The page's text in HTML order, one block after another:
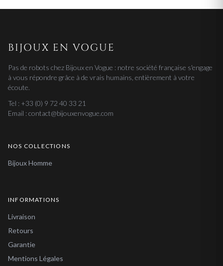
BIJOUX EN VOGUE
Pas de robots chez Bijoux en Vogue : notre société française s'engage
à vous répondre grâce à de vrais humains, entièrement à votre
écoute.
Tel : +33 (0) 9 72 40 33 21
Email : contact@bijouxenvogue.com
NOS COLLECTIONS
Bijoux Homme
INFORMATIONS
Livraison
Retours
Garantie
Mentions Légales